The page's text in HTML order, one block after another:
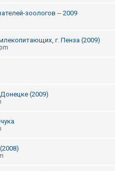
зоологов -- 2009
г. Пенза (2009)
(2009)